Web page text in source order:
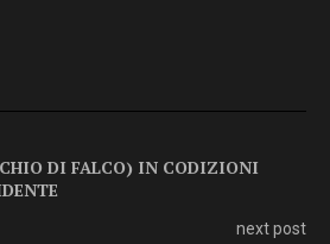
DI FALCO) IN CODIZIONI
next post